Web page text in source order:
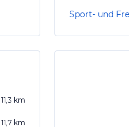
Sport- und
11,3 km
11,7 km